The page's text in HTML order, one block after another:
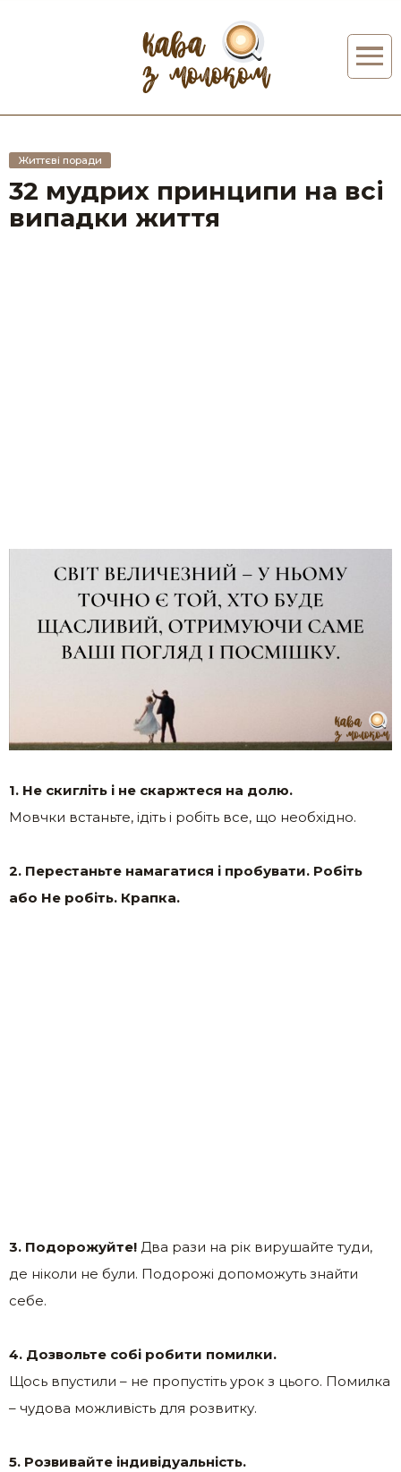
Життєві поради
32 мудрих принципи на всі
випадки життя
1. Не скигліть і не скаржтеся на долю.
Мовчки встаньте, ідіть і робіть все, що необхідно.
2. Перестаньте намагатися і пробувати. Робіть
або Не робіть. Крапка.
3. Подорожуйте! Два рази на рік вирушайте туди,
де ніколи не були. Подорожі допоможуть знайти
себе.
4. Дозвольте собі робити помилки.
Щось впустили – не пропустіть урок з цього. Помилка
– чудова можливість для розвитку.
5. Розвивайте індивідуальність.